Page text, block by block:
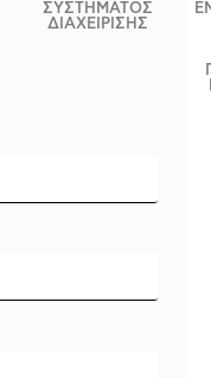
ΣΥΣΤΗΜΑΤΟΣ
ΔΙΑΧΕΙΡΙΣΗΣ